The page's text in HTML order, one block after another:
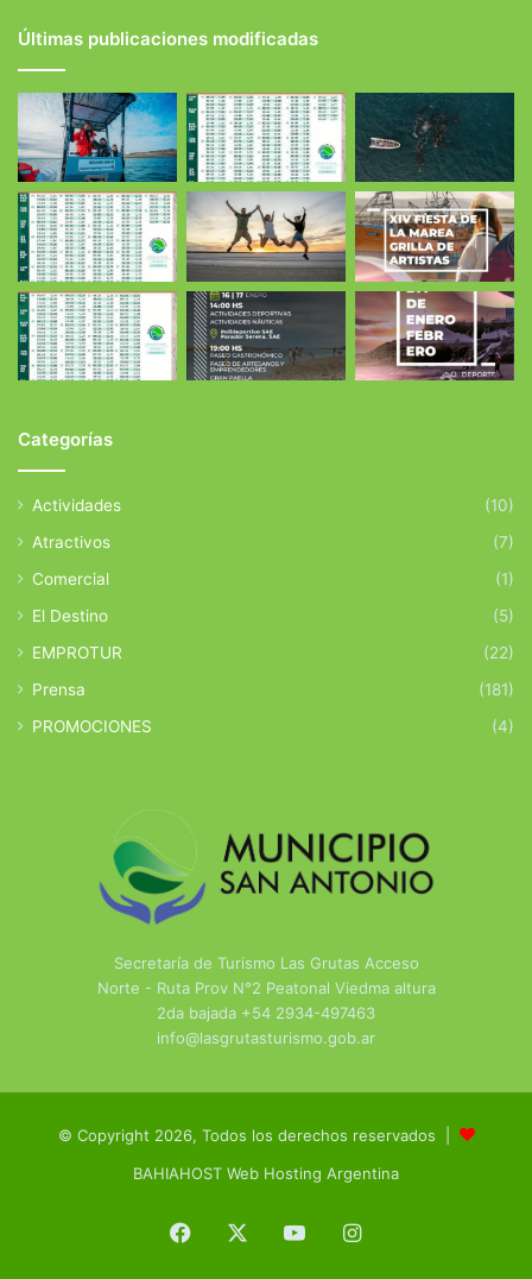
Últimas publicaciones modificadas
Categorías
Actividades
(10)
Atractivos
(7)
Comercial
(1)
El Destino
(5)
EMPROTUR
(22)
Prensa
(181)
PROMOCIONES
(4)
Secretaría de Turismo Las Grutas Acceso
Norte - Ruta Prov N°2 Peatonal Viedma altura
2da bajada +54 2934-497463
info@lasgrutasturismo.gob.ar
© Copyright 2026, Todos los derechos reservados |
BAHIAHOST Web Hosting Argentina
Facebook YouTubeInstagram